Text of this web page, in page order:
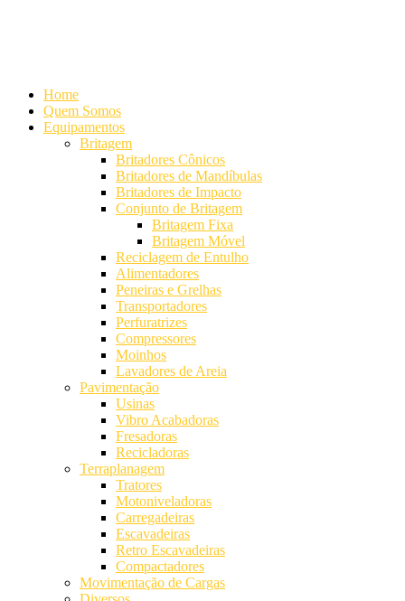
Home
Quem Somos
Equipamentos
Britagem
Britadores Cônicos
Britadores de Mandíbulas
Britadores de Impacto
Conjunto de Britagem
Britagem Fixa
Britagem Móvel
Reciclagem de Entulho
Alimentadores
Peneiras e Grelhas
Transportadores
Perfuratrizes
Compressores
Moinhos
Lavadores de Areia
Pavimentação
Usinas
Vibro Acabadoras
Fresadoras
Recicladoras
Terraplanagem
Tratores
Motoniveladoras
Carregadeiras
Escavadeiras
Retro Escavadeiras
Compactadores
Movimentação de Cargas